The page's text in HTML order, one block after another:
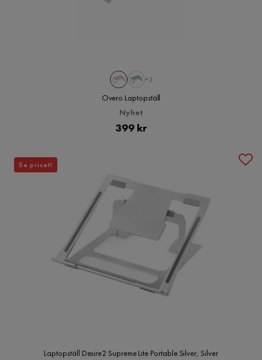
+2
Overo Laptopställ
Nyhet
Pris
399 kr
Laptopställ Desire2 Supreme Lite Portable Silver, Silver
Se priset!